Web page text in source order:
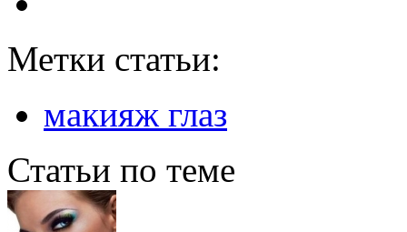
Метки статьи:
макияж глаз
Статьи по теме